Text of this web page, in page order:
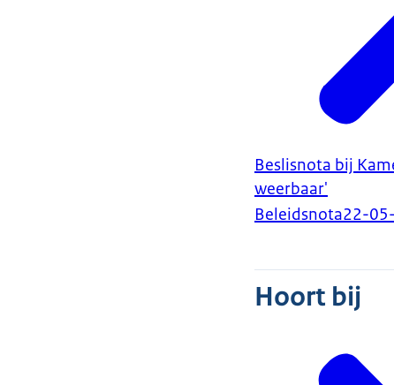
Beslisnota bij
weerbaar'
Beleidsnota22-
Hoort bij